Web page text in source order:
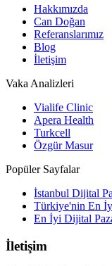
Hakkımızda
Can Doğan
Referanslarımız
Blog
İletişim
Vaka Analizleri
Vialife Clinic
Apera Health
Turkcell
Özgür Masur
Popüler Sayfalar
İstanbul Dijital
Türkiye'nin En
En İyi Dijital
İletişim